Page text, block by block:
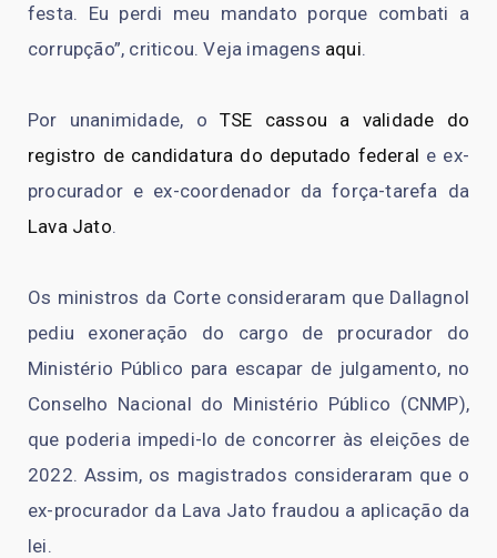
festa. Eu perdi meu mandato porque combati a
corrupção”, criticou. Veja imagens aqui.
Por unanimidade, o TSE cassou a validade do
registro de candidatura do deputado federal e ex-
procurador e ex-coordenador da força-tarefa da
Lava Jato.
Os ministros da Corte consideraram que Dallagnol
pediu exoneração do cargo de procurador do
Ministério Público para escapar de julgamento, no
Conselho Nacional do Ministério Público (CNMP),
que poderia impedi-lo de concorrer às eleições de
2022. Assim, os magistrados consideraram que o
ex-procurador da Lava Jato fraudou a aplicação da
lei.